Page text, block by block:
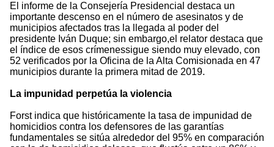
El informe de la Consejería Presidencial destaca un
importante descenso en el número de asesinatos y de
municipios afectados tras la llegada al poder del
presidente Iván Duque; sin embargo,el relator destaca que
el índice de esos crímenessigue siendo muy elevado, con
52 verificados por la Oficina de la Alta Comisionada en 47
municipios durante la primera mitad de 2019.
La impunidad perpetúa la violencia
Forst indica que históricamente la tasa de impunidad de
homicidios contra los defensores de las garantías
fundamentales se sitúa alrededor del 95% en comparación